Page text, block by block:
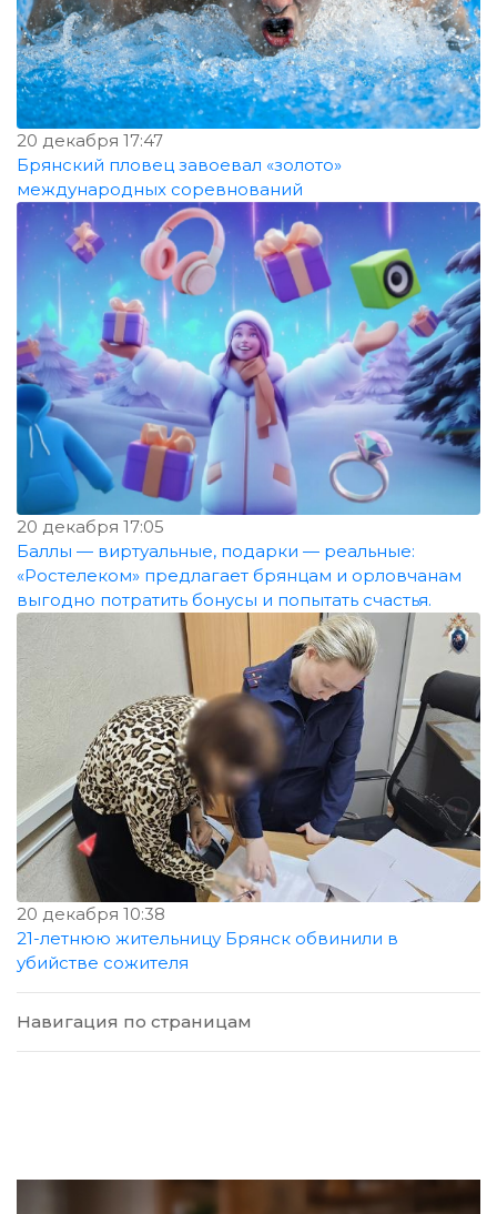
20 декабря 17:47
Брянский пловец завоевал «золото»
международных соревнований
20 декабря 17:05
Баллы — виртуальные, подарки — реальные:
«Ростелеком» предлагает брянцам и орловчанам
выгодно потратить бонусы и попытать счастья.
20 декабря 10:38
21-летнюю жительницу Брянск обвинили в
убийстве сожителя
Навигация по страницам